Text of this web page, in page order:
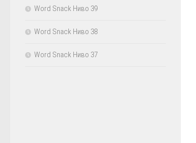
Word Snack Ниво 39
Word Snack Ниво 38
Word Snack Ниво 37